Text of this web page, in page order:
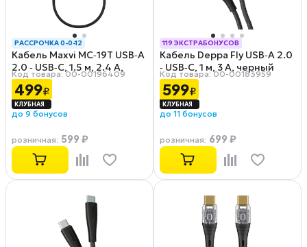
РАССРОЧКА 0-0-12
Кабель Maxvi MC‑19T USB‑A
2.0 ‑ USB‑C, 1.5 м, 2.4 А,
черный
Код товара: 00-00196409
499₽
до 9 бонусов
розничная: 599 ₽
119 ЭКСТРАБОНУСОВ
РАССРОЧКА 0-0-12
Кабель Deppa Fly USB‑A 2.0
‑ USB‑C, 1 м, 3 A, черный
Код товара: 00-00183959
599₽
до 11 бонусов
розничная: 699 ₽